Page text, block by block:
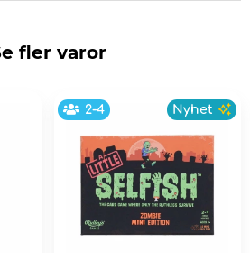
fler varor
2-4 Nyhet